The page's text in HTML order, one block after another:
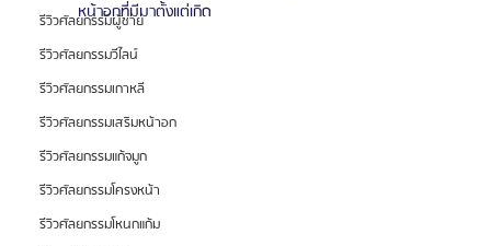
รีวิวศัลยกรรมผู้ชาย
รีวิวศัลยกรรมวีไลน์
รีวิวศัลยกรรมเกาหลี
รีวิวศัลยกรรมเสริมหน้าอก
รีวิวศัลยกรรมแก้จมูก
รีวิวศัลยกรรมโครงหน้า
รีวิวศัลยกรรมโหนกแก้ม
หน้าอกที่มีมาตั้งแต่เกิด